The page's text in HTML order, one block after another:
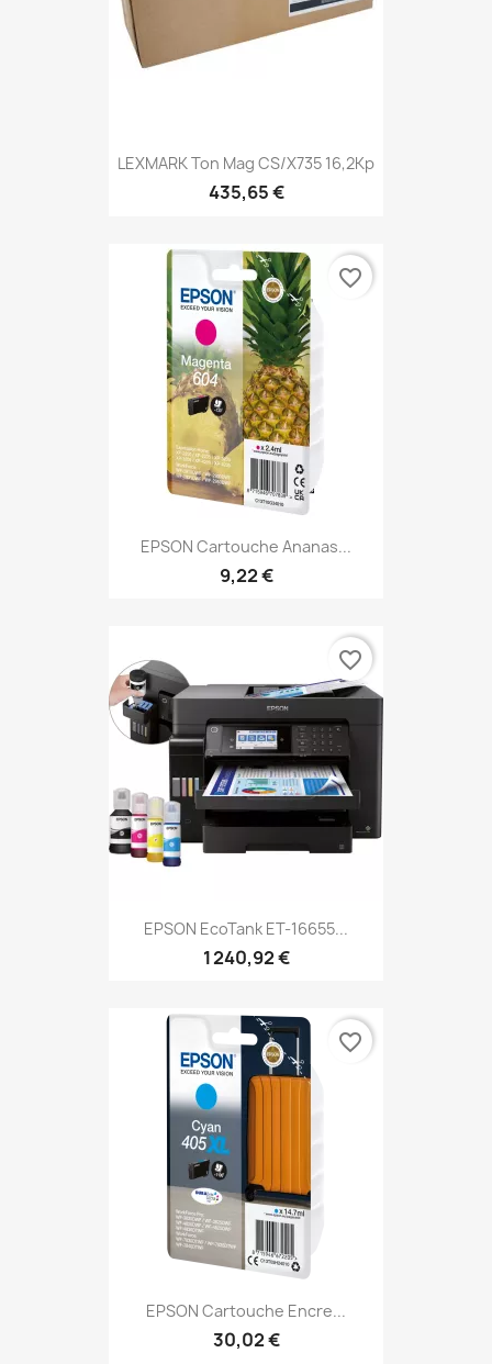
LEXMARK Ton Mag CS/X735 16,2Kp
435,65 €
EPSON Cartouche Ananas...
9,22 €
favorite_border
EPSON EcoTank ET-16655...
1 240,92 €
favorite_border
EPSON Cartouche Encre...
30,02 €
favorite_border